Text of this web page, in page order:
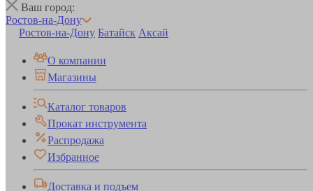
Ваш город:
Ростов-на-Дону
Ростов-на-Дону Батайск Аксай
О компании
Магазины
Каталог товаров
Прокат инструмента
Распродажа
Избранное
Доставка и подъем